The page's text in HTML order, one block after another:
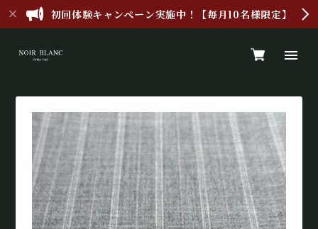
初回体験キャンペーン実施中！【毎月10名様限定】